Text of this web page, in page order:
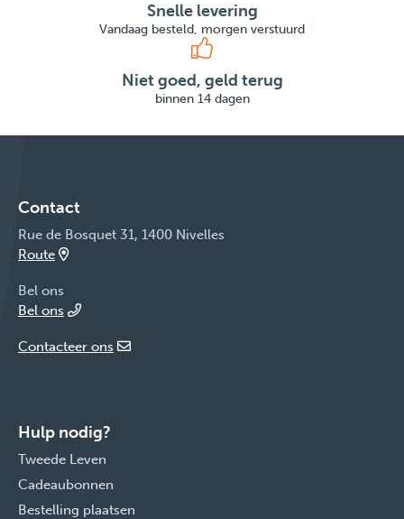
Snelle levering
Vandaag besteld, morgen verstuurd
Niet goed, geld terug
binnen 14 dagen
Contact
Rue de Bosquet 31, 1400 Nivelles
Route
Bel ons
Bel ons
Contacteer ons
Hulp nodig?
Tweede Leven
Cadeaubonnen
Bestelling plaatsen